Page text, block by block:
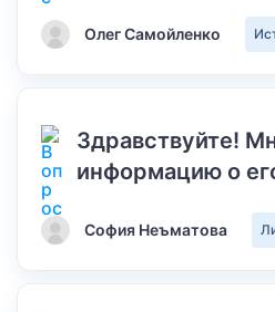
Олег Самойленко
Здравствуйте!
информацию о
София Неъматова